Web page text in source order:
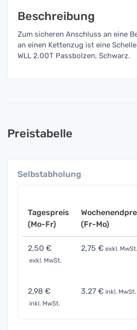
Beschreibung
Zum sicheren Anschluss an eine
an einen Kettenzug ist eine
WLL 2.00T Passbolzen, Schwarz.
Preistabelle
Selbstabholung
Tagespreis
(Mo-Fr)
(Fr-Mo)
2,50 €
exkl. MwSt.
2,75 € exkl. MwSt.
2,98 €
inkl. MwSt.
3,27 € inkl. MwSt.